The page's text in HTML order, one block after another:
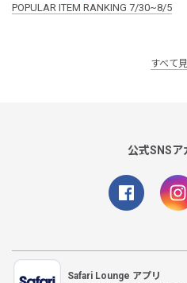
POPULAR ITEM RANKING 7/30~8/5
すべて
公式SNSア
Safari Lounge アプリ